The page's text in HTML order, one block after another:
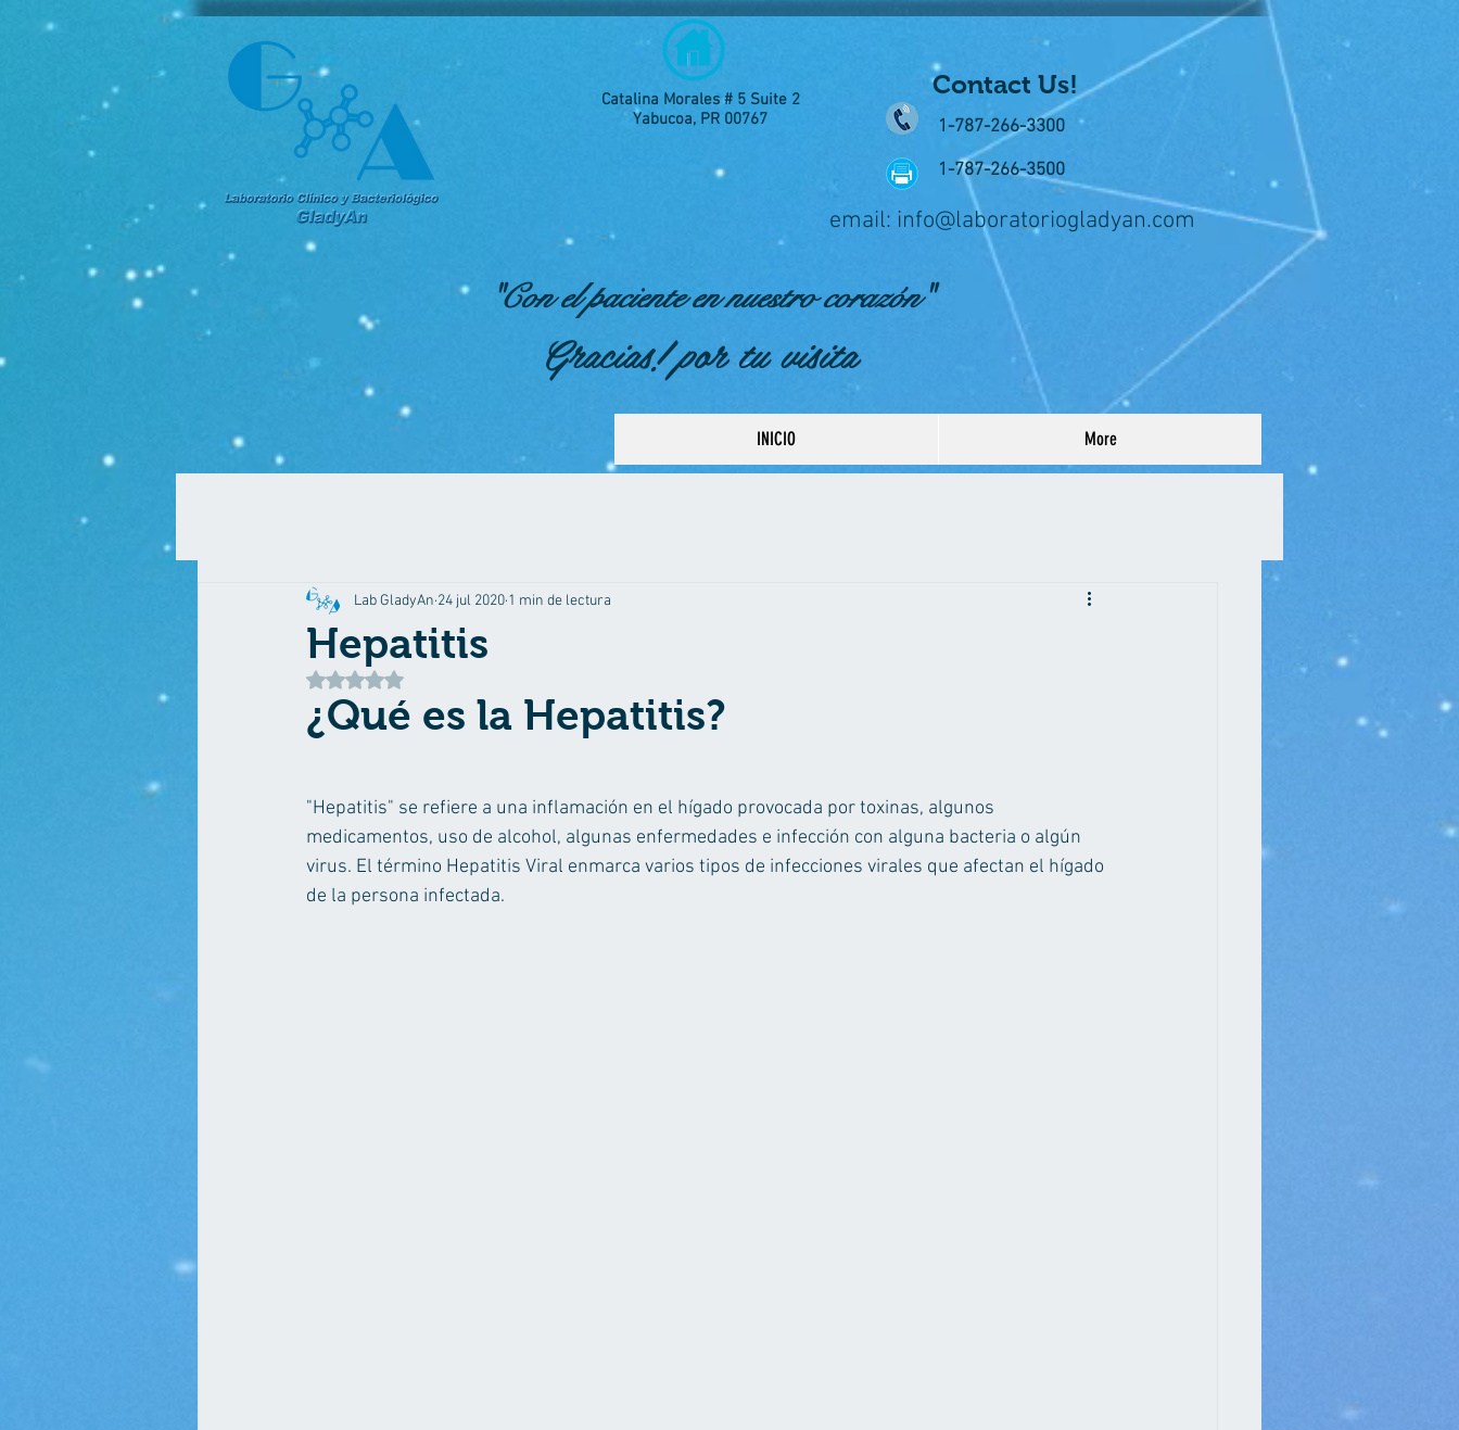
Catalina Morales # 5 Suite 2
Yabucoa, PR 00767
Contact Us!
1-787-266-3300
1-787-266-3500
email: info@laboratoriogladyan.com
"Con el paciente en nuestro corazón"
Gracias! por tu visita
INICIO More
Hepatitis
Lab GladyAn 24 jul 2020 1 min de lectura
Obtuvo NaN de 5 estrellas.
¿Qué es la Hepatitis?
"Hepatitis" se refiere a una inflamación en el hígado provocada por toxinas, algunos
medicamentos, uso de alcohol, algunas enfermedades e infección con alguna bacteria o algún
virus. El término Hepatitis Viral enmarca varios tipos de infecciones virales que afectan el hígado
de la persona infectada.